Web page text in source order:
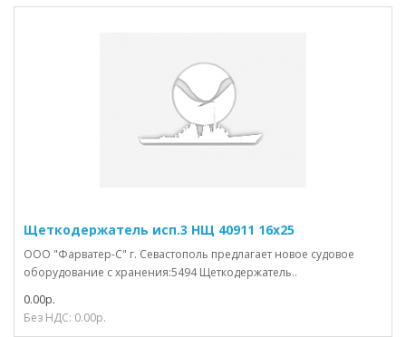
Щеткодержатель исп.3 НЩ 40911 16х25
ООО "Фарватер-С" г. Севастополь предлагает новое судовое
оборудование с хранения:5494 Щеткодержатель..
0.00р.
Без НДС: 0.00р.